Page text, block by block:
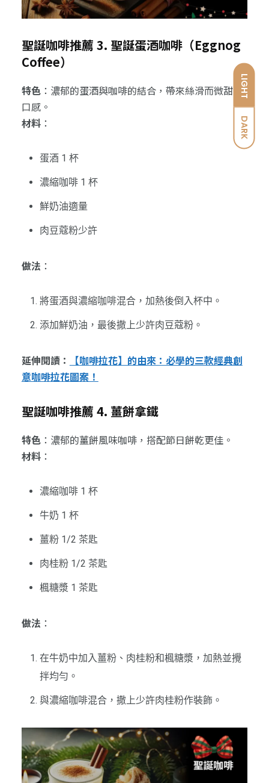
LIGHT
DARK
聖誕咖啡推薦 3. 聖誕蛋酒咖啡（Eggnog
Coffee）
特色：濃郁的蛋酒與咖啡的結合，帶來絲滑而微甜的
口感。
材料：
蛋酒 1 杯
濃縮咖啡 1 杯
鮮奶油適量
肉豆蔻粉少許
做法 ：
將蛋酒與濃縮咖啡混合，加熱後倒入杯中。
添加鮮奶油，最後撒上少許肉豆蔻粉。
延伸閱讀：
【咖啡拉花】的由來：必學的三款經典創
意咖啡拉花圖案！
聖誕咖啡推薦 4. 薑餅拿鐵
特色：濃郁的薑餅風味咖啡，搭配節日餅乾更佳。
材料：
濃縮咖啡 1 杯
牛奶 1 杯
薑粉 1/2 茶匙
肉桂粉 1/2 茶匙
楓糖漿 1 茶匙
做法 ：
在牛奶中加入薑粉、肉桂粉和楓糖漿，加熱並攪
拌均勻。
與濃縮咖啡混合，撒上少許肉桂粉作裝飾。